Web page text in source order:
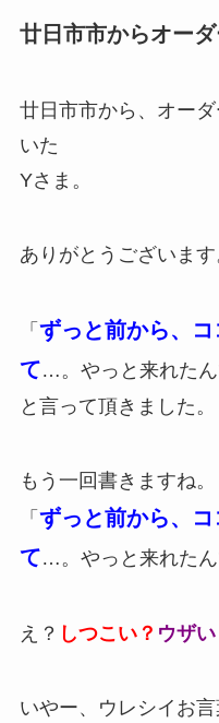
廿日市市からオーダ
廿日市市から、オー
いた
Yさま。
ありがとうございます
「 ずっと前から、
て…。やっと来れたん
と言って頂きました。
もう一回書きますね。
「 ずっと前から、
て…。やっと来れたん
え？ しつこい？ ウザい
いやー、ウレシイお